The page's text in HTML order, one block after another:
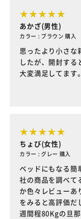
あかざ(男性)
カラー : ブラウン 購入
思ったより小さな
したが、開封する
大変満足してます。
ちょび(女性)
カラー : グレー 購入
ベッドにもなる簡
社の商品を調べて
か色々レビューあ
をみると高評価だ
週間程80Kgの旦